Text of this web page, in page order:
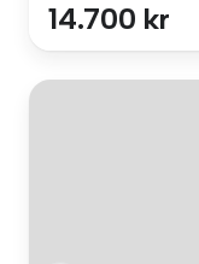
14.700 kr